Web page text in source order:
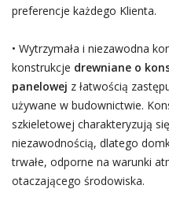
preferencje każdego Klienta.
• Wytrzymała i niezawodna
konstrukcje drewniane o
panelowej z łatwością
używane w budownictwie.
szkieletowej charakteryzują
niezawodnością, dlatego
trwałe, odporne na warunki
otaczającego środowiska.